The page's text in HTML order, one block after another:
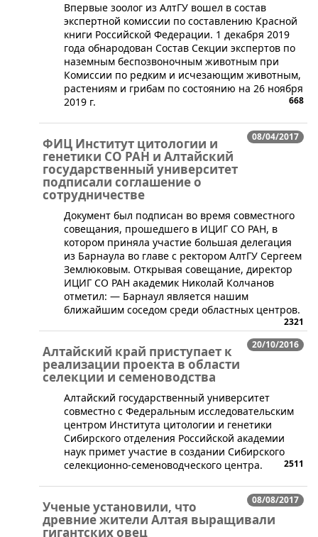
​Впервые зоолог из АлтГУ вошел в состав
экспертной комиссии по составлению Красной
книги Российской Федерации. 1 декабря 2019
года обнародован Состав Секции экспертов по
наземным беспозвоночным животным при
Комиссии по редким и исчезающим животным,
растениям и грибам по состоянию на 26 ноября
2019 г.
668
08/04/2017
ФИЦ Институт цитологии и
генетики СО РАН и Алтайский
государственный университет
подписали соглашение о
сотрудничестве
Документ был подписан во время совместного
совещания, прошедшего в ИЦИГ СО РАН, в
котором приняла участие большая делегация
из Барнаула во главе с ректором АлтГУ Сергеем
Землюковым. Открывая совещание, директор
ИЦИГ СО РАН академик Николай Колчанов
отметил: — Барнаул является нашим
ближайшим соседом среди областных центров.
2321
20/10/2016
Алтайский край приступает к
реализации проекта в области
селекции и семеноводства
​Алтайский государственный университет
совместно с Федеральным исследовательским
центром Института цитологии и генетики
Сибирского отделения Российской академии
наук примет участие в создании Сибирского
селекционно-семеноводческого центра.
2511
08/08/2017
Ученые установили, что
древние жители Алтая выращивали
гигантских овец